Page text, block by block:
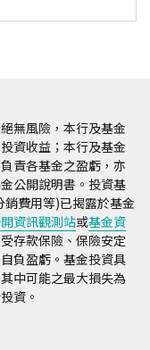
無風險，本行及基金
資收益；本行及基金
責各基金之盈虧，亦
公開說明書。投資基
費用等)已揭露於基金
資訊觀測站或基金資
存款保險、保險安定
負盈虧。基金投資具
中可能之最大損失為
資。